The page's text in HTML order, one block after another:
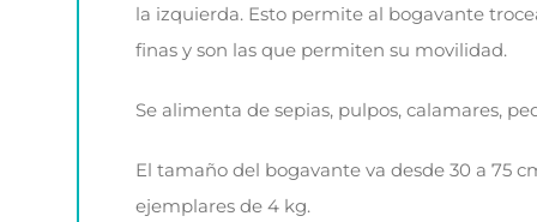
la izquierda. Esto permite al bogavante
finas y son las que permiten su movilidad.
Se alimenta de sepias, pulpos, calamares,
El tamaño del bogavante va desde 30 a 75
ejemplares de 4 kg.